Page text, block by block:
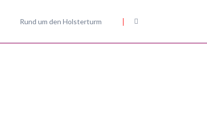
überspringen
Rund um den Holsterturm